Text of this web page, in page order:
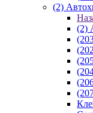
(2)
(2)